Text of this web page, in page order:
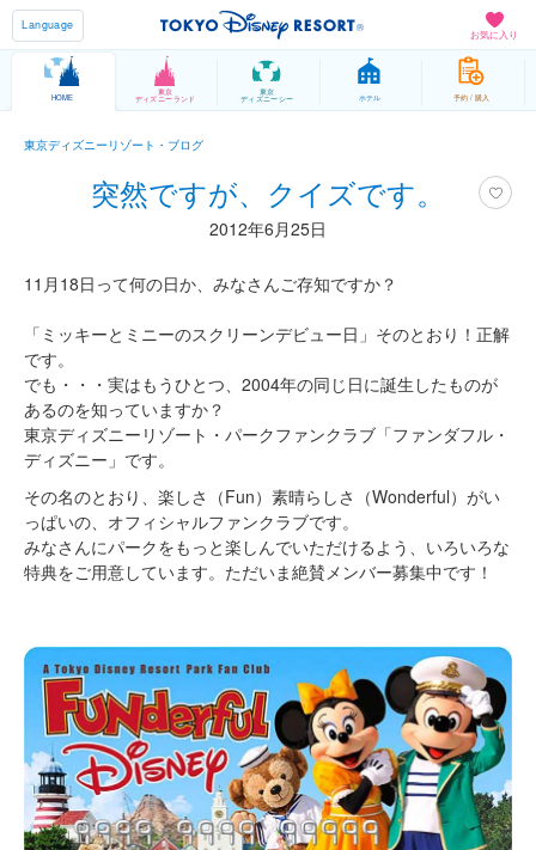
お気に入り
Language
HOME
東京
ディズニーランド
東京
ディズニーシー ホテル 予約 / 購入
東京ディズニーリゾート・ブログ
突然ですが、クイズです。
2012年6月25日
11月18日って何の日か、みなさんご存知ですか？
「ミッキーとミニーのスクリーンデビュー日」そのとおり！正解
です。
でも・・・実はもうひとつ、2004年の同じ日に誕生したものが
あるのを知っていますか？
東京ディズニーリゾート・パークファンクラブ「ファンダフル・
ディズニー」です。
その名のとおり、楽しさ（Fun）素晴らしさ（Wonderful）がい
っぱいの、オフィシャルファンクラブです。
みなさんにパークをもっと楽しんでいただけるよう、いろいろな
特典をご用意しています。ただいま絶賛メンバー募集中です！